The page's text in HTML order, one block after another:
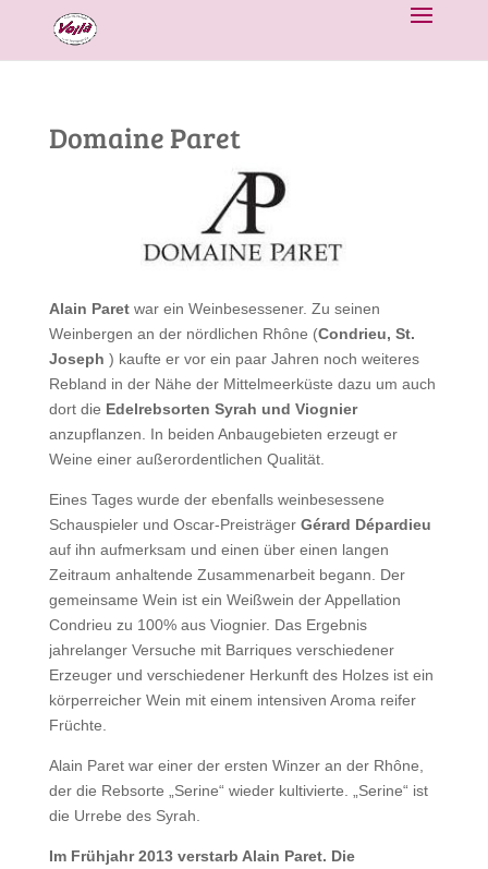
Domaine Paret
Alain Paretwar ein Weinbesessener. Zu seinen
Weinbergen an der nördlichen Rhône (Condrieu, St.
Joseph ) kaufte er vor ein paar Jahren noch weiteres
Rebland in der Nähe der Mittelmeerküste dazu um auch
dort die Edelrebsorten Syrah und Viognier
anzupflanzen. In beiden Anbaugebieten erzeugt er
Weine einer außerordentlichen Qualität.
Eines Tages wurde der ebenfalls weinbesessene
Schauspieler und Oscar-Preisträger Gérard Dépardieu
auf ihn aufmerksam und einen über einen langen
Zeitraum anhaltende Zusammenarbeit begann. Der
gemeinsame Wein ist ein Weißwein der Appellation
Condrieu zu 100% aus Viognier. Das Ergebnis
jahrelanger Versuche mit Barriques verschiedener
Erzeuger und verschiedener Herkunft des Holzes ist ein
körperreicher Wein mit einem intensiven Aroma reifer
Früchte.
Alain Paret war einer der ersten Winzer an der Rhône,
der die Rebsorte „Serine“ wieder kultivierte. „Serine“ ist
die Urrebe des Syrah.
Im Frühjahr 2013 verstarb Alain Paret. Die